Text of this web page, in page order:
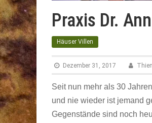
Praxis Dr.
Häuser Villen
Dezember 31, 2017
Seit nun mehr als 30
und nie wieder ist jemand
Gegenstände sind noch